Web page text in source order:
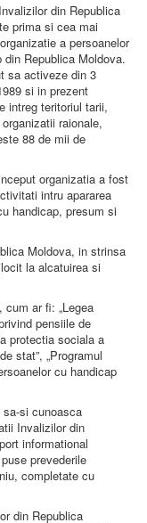
din Republica
prima si cea mai
a persoanelor
din Republica Moldova.
sa activeze din 3
si in prezent
intreg teritoriul tarii,
raionale,
88 de mii de
organizatia a fost
intru apararea
handicap, presum si
Moldova, in strinsa
la alcatuirea si
ar fi: „Legea
pensiile de
protectia sociala a
stat”, „Programul
cu handicap
si cunoasca
Invalizilor din
informational
prevederile
completate cu
din Republica